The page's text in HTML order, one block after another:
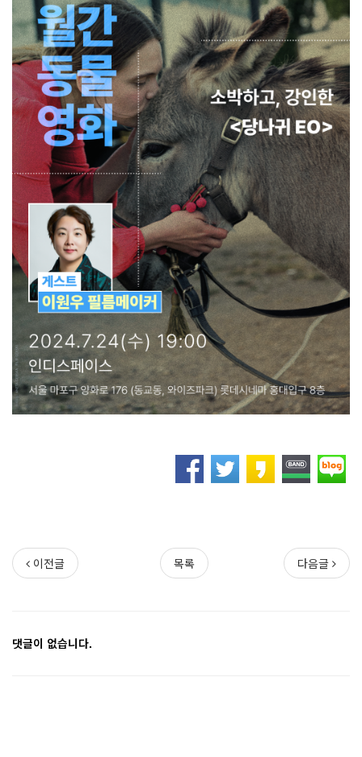
이전글 목록 다음글
댓글이 없습니다.